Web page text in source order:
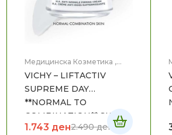
Медицинска Козметика ,
VICHY – LIFTACTIV
SUPREME DAY
**NORMAL TO
COMBINATION** SKIN
50mL
2.490ден
1.743 ден